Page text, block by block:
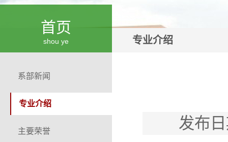
首页
shou ye 专业介绍
系部新闻
专业介绍
主要荣誉 发布